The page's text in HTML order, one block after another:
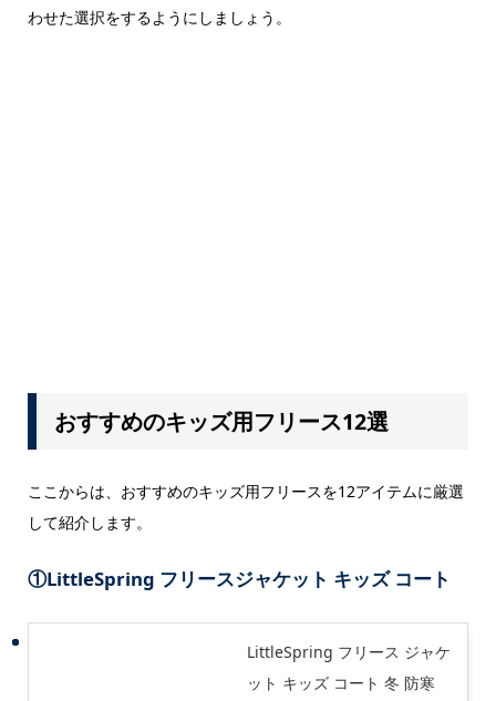
わせた選択をするようにしましょう。
おすすめのキッズ用フリース12選
ここからは、おすすめのキッズ用フリースを12アイテムに厳選
して紹介します。
①LittleSpring フリースジャケット キッズ コート
LittleSpring フリース ジャケ
ット キッズ コート 冬 防寒